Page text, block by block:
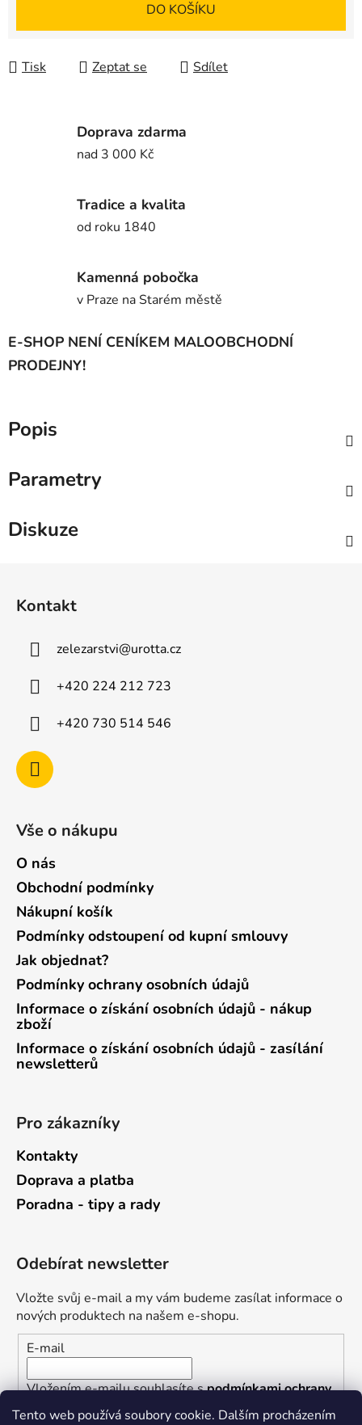
Tento web používá soubory cookie. Dalším procházením
DO KOŠÍKU
Tisk Zeptat se Sdílet
Doprava zdarma
nad 3 000 Kč
Tradice a kvalita
od roku 1840
Kamenná pobočka
v Praze na Starém městě
E-SHOP NENÍ CENÍKEM MALOOBCHODNÍ
PRODEJNY!
Popis
Parametry
Diskuze
Kontakt
zelezarstvi@urotta.cz
+420 224 212 723
+420 730 514 546
Vše o nákupu
O nás
Obchodní podmínky
Nákupní košík
Podmínky odstoupení od kupní smlouvy
Jak objednat?
Podmínky ochrany osobních údajů
Informace o získání osobních údajů - nákup
zboží
Informace o získání osobních údajů - zasílání
newsletterů
Pro zákazníky
Kontakty
Doprava a platba
Poradna - tipy a rady
Odebírat newsletter
Vložte svůj e-mail a my vám budeme zasílat informace o
nových produktech na našem e-shopu.
E-mail
Vložením e-mailu souhlasíte spodmínkami ochrany
osobních údajů